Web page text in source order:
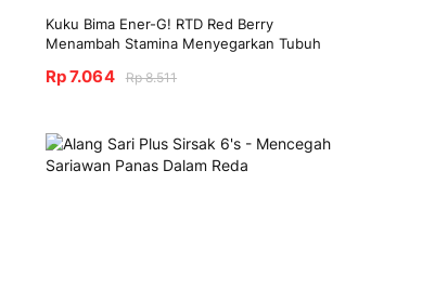
Kuku Bima Ener-G! RTD Red Berry
Menambah Stamina Menyegarkan Tubuh
Rp 7.064 Rp 8.511